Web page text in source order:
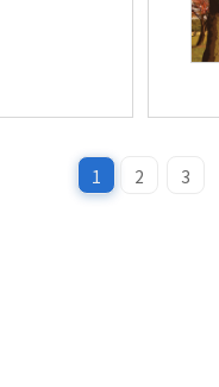
1 2 3